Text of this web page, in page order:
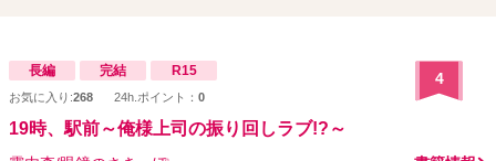
長編 完結 R15
お気に入り:268 24h.ポイント： 0
4
19時、駅前～俺様上司の振り回しラブ!?～